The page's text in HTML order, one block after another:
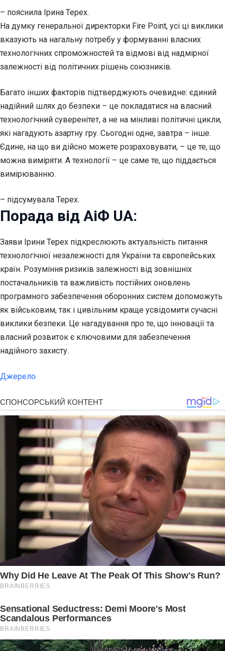
– пояснила Ірина Терех.
На думку генеральної директорки Fire Point, усі ці виклики
вказують на нагальну потребу у формуванні власних
технологічних спроможностей та відмові від надмірної
залежності від політичних рішень союзників.
Багато інших факторів підтверджують очевидне: єдиний
надійний шлях до безпеки – це покладатися на власний
технологічний суверенітет, а не на мінливі політичні цикли,
які нагадують азартну гру. Сьогодні одне, завтра – інше.
Єдине, на що ви дійсно можете розраховувати, – це те, що
можна виміряти. А технології – це саме те, що піддається
вимірюванню.
– підсумувала Терех.
Порада від АіФ UA:
Заяви Ірини Терех підкреслюють актуальність питання
технологічної незалежності для України та європейських
країн. Розуміння ризиків залежності від зовнішніх
постачальників та важливість постійних оновлень
програмного забезпечення оборонних систем допоможуть
як військовим, так і цивільним краще усвідомити сучасні
виклики безпеки. Це нагадування про те, що інновації та
власний розвиток є ключовими для забезпечення
надійного захисту.
Джерело